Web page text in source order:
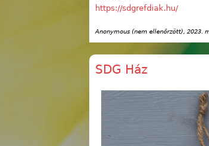
https://sdgrefdiak.hu/
Anonymous (nem ellenőrzött) , 2023.
SDG Ház